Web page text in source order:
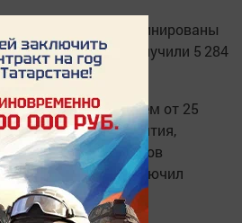
Татарстане провакцинированы
дозу из них получили 5 284
поступили более чем от 25
крупные предприятия,
вопрос процессов
пунктов», — заключил